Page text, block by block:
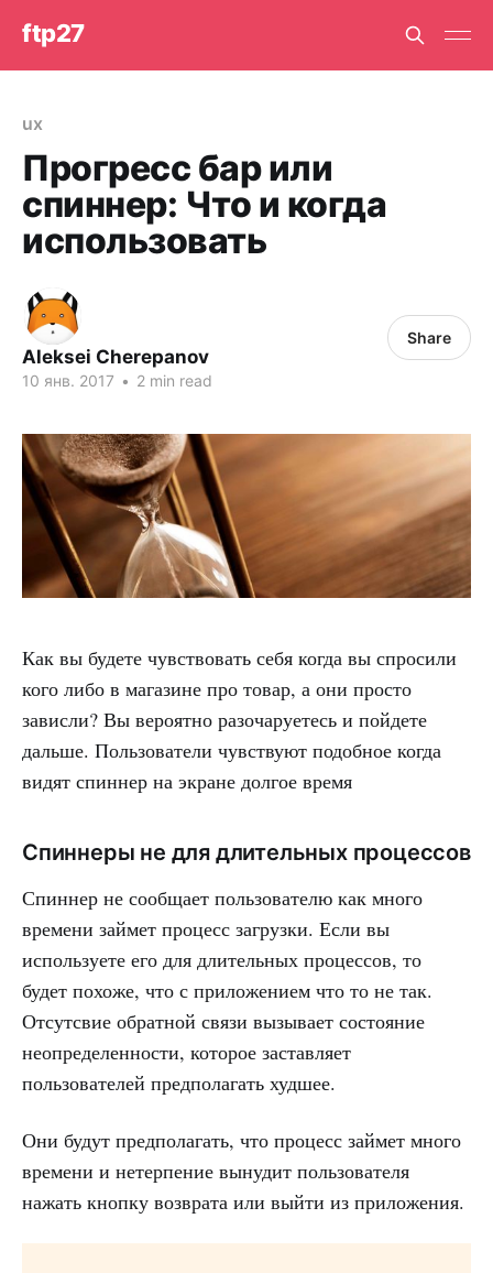
ftp27
ux
Прогресс бар или
спиннер: Что и когда
использовать
Aleksei Cherepanov
10 янв. 2017 • 2 min read
Share
Как вы будете чувствовать себя когда вы спросили
кого либо в магазине про товар, а они просто
зависли? Вы вероятно разочаруетесь и пойдете
дальше. Пользователи чувствуют подобное когда
видят спиннер на экране долгое время
Спиннеры не для длительных процессов
Спиннер не сообщает пользователю как много
времени займет процесс загрузки. Если вы
используете его для длительных процессов, то
будет похоже, что с приложением что то не так.
Отсутсвие обратной связи вызывает состояние
неопределенности, которое заставляет
пользователей предполагать худшее.
Они будут предполагать, что процесс займет много
времени и нетерпение вынудит пользователя
нажать кнопку возврата или выйти из приложения.